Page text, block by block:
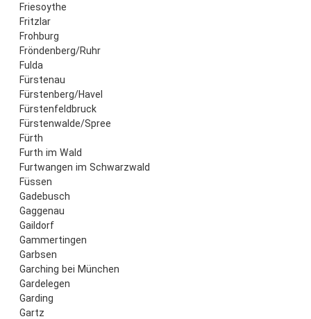
Friesoythe
Fritzlar
Frohburg
Fröndenberg/Ruhr
Fulda
Fürstenau
Fürstenberg/Havel
Fürstenfeldbruck
Fürstenwalde/Spree
Fürth
Furth im Wald
Furtwangen im Schwarzwald
Füssen
Gadebusch
Gaggenau
Gaildorf
Gammertingen
Garbsen
Garching bei München
Gardelegen
Garding
Gartz